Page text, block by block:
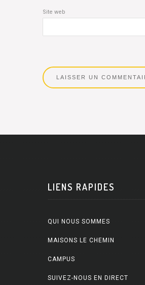
Site web
LIENS RAPIDES
QUI NOUS SOMMES
MAISONS LE CHEMIN
CAMPUS
SUIVEZ-NOUS EN DIRECT